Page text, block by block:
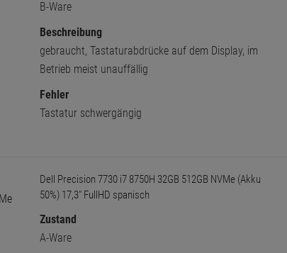
B-Ware
Beschreibung
gebraucht, Tastaturabdrücke auf dem Display, im
Betrieb meist unauffällig
Fehler
Tastatur schwergängig
Dell Precision 7730 i7 8750H 32GB 512GB NVMe (Akku
50%) 17,3" FullHD spanisch
Zustand
A-Ware